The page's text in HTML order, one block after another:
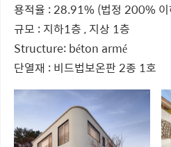
용적율 : 28.91% (법정 200% 이
규모 : 지하1층 , 지상 1층
Structure: béton armé
단열재 : 비드법보온판 2종 1호